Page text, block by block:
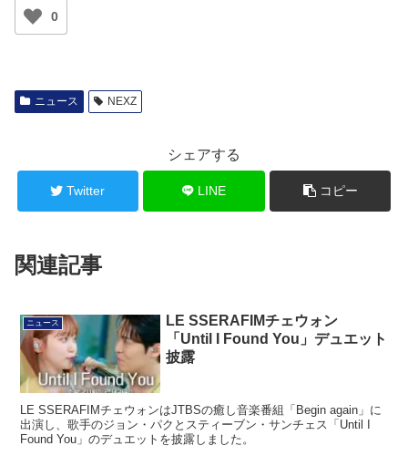
0
ニュース NEXZ
シェアする
Twitter LINE コピー
関連記事
ニュース
LE SSERAFIMチェウォン
「Until I Found You」デュエット
披露
LE SSERAFIMチェウォンはJTBSの癒し音楽番組「Begin again」に
出演し、歌手のジョン・パクとスティーブン・サンチェス「Until I
Found You」のデュエットを披露しました。